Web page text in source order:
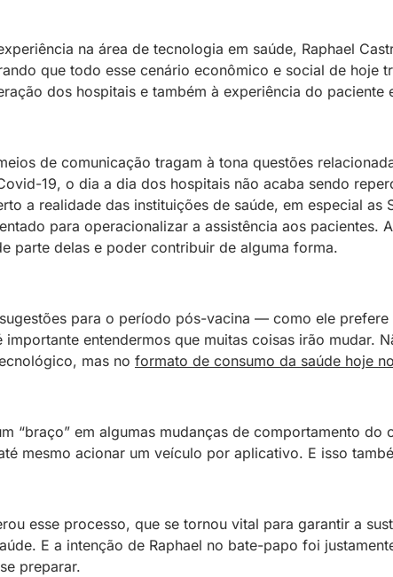
na área de tecnologia em saúde, Raphael
que todo esse cenário econômico e social de hoje
dos hospitais e também à experiência do paciente
de comunicação tragam à tona questões
19, o dia a dia dos hospitais não acaba sendo
a realidade das instituições de saúde, em especial as
para operacionalizar a assistência aos pacientes.
parte delas e poder contribuir de alguma forma.
para o período pós-vacina — como ele
importante entendermos que muitas coisas irão mudar.
mas no formato de consumo da saúde hoje
“braço” em algumas mudanças de comportamento do
mesmo acionar um veículo por aplicativo. E isso
esse processo, que se tornou vital para garantir a
E a intenção de Raphael no bate-papo foi
preparar.